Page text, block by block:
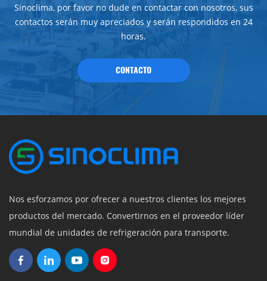
Sinoclima, por favor no dude en contactar con nosotros, sus
contactos serán muy apreciados y serán respondidos en 24
horas.
CONTACTO
Nos esforzamos por ofrecer a nuestros clientes los mejores
productos del mercado. Convertirnos en el proveedor líder
mundial de unidades de refrigeración para transporte.